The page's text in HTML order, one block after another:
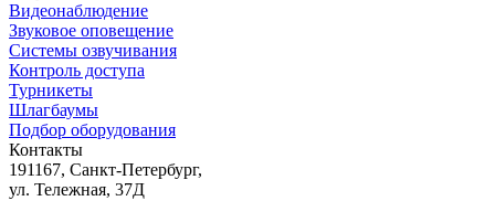
Видеонаблюдение
Звуковое оповещение
Системы озвучивания
Контроль доступа
Турникеты
Шлагбаумы
Подбор оборудования
Контакты
191167, Санкт-Петербург,
ул. Тележная, 37Д